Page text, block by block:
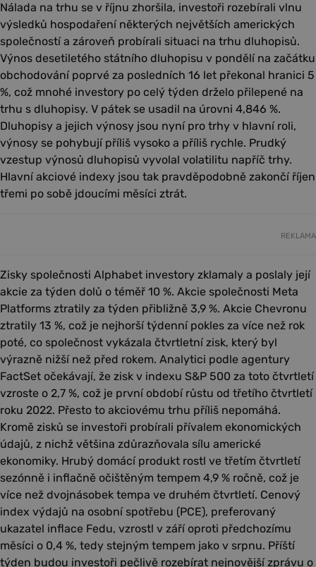
Nálada na trhu se v říjnu zhoršila, investoři rozebírali vlnu
výsledků hospodaření některých největších amerických
společností a zároveň probírali situaci na trhu dluhopisů.
Výnos desetiletého státního dluhopisu v pondělí na začátku
obchodování poprvé za posledních 16 let překonal hranici 5
%, což mnohé investory po celý týden drželo přilepené na
trhu s dluhopisy. V pátek se usadil na úrovni 4,846 %.
Dluhopisy a jejich výnosy jsou nyní pro trhy v hlavní roli,
výnosy se pohybují příliš vysoko a příliš rychle. Prudký
vzestup výnosů dluhopisů vyvolal volatilitu napříč trhy.
Hlavní akciové indexy jsou tak pravděpodobně zakončí říjen
třemi po sobě jdoucími měsíci ztrát.
REKLAMA
Zisky společnosti Alphabet investory zklamaly a poslaly její
akcie za týden dolů o téměř 10 %. Akcie společnosti Meta
Platforms ztratily za týden přibližně 3,9 %. Akcie Chevronu
ztratily 13 %, což je nejhorší týdenní pokles za více než rok
poté, co společnost vykázala čtvrtletní zisk, který byl
výrazně nižší než před rokem. Analytici podle agentury
FactSet očekávají, že zisk v indexu S&P 500 za toto čtvrtletí
vzroste o 2,7 %, což je první období růstu od třetího čtvrtletí
roku 2022. Přesto to akciovému trhu příliš nepomáhá.
Kromě zisků se investoři probírali přívalem ekonomických
údajů, z nichž většina zdůrazňovala sílu americké
ekonomiky. Hrubý domácí produkt rostl ve třetím čtvrtletí
sezónně i inflačně očištěným tempem 4,9 % ročně, což je
více než dvojnásobek tempa ve druhém čtvrtletí. Cenový
index výdajů na osobní spotřebu (PCE), preferovaný
ukazatel inflace Fedu, vzrostl v září oproti předchozímu
měsíci o 0,4 %, tedy stejným tempem jako v srpnu. Příští
týden budou investoři pečlivě rozebírat nejnovější zprávu o